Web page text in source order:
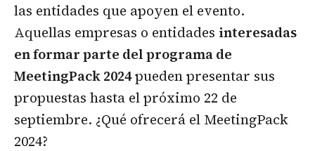
las entidades que apoyen el evento.
Aquellas empresas o entidades interesadas
en formar parte del programa de
MeetingPack 2024pueden presentar sus
propuestas hasta el próximo 22 de
septiembre. ¿Qué ofrecerá el MeetingPack
2024?